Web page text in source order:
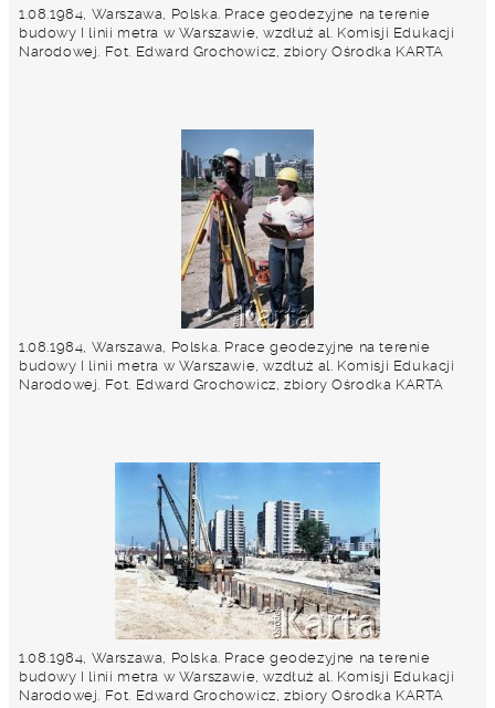
1.08.1984, Warszawa, Polska. Prace geodezyjne na terenie
budowy I linii metra w Warszawie, wzdłuż al. Komisji Edukacji
Narodowej. Fot. Edward Grochowicz, zbiory Ośrodka KARTA
1.08.1984, Warszawa, Polska. Prace geodezyjne na terenie
budowy I linii metra w Warszawie, wzdłuż al. Komisji Edukacji
Narodowej. Fot. Edward Grochowicz, zbiory Ośrodka KARTA
1.08.1984, Warszawa, Polska. Prace geodezyjne na terenie
budowy I linii metra w Warszawie, wzdłuż al. Komisji Edukacji
Narodowej. Fot. Edward Grochowicz, zbiory Ośrodka KARTA